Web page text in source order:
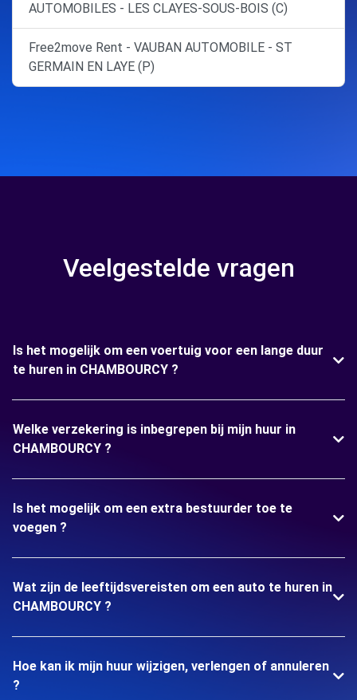
AUTOMOBILES - LES CLAYES-SOUS-BOIS (C)
Free2move Rent - VAUBAN AUTOMOBILE - ST
GERMAIN EN LAYE (P)
Veelgestelde vragen
Is het mogelijk om een voertuig voor een lange duur
te huren in CHAMBOURCY ?
Welke verzekering is inbegrepen bij mijn huur in
CHAMBOURCY ?
Is het mogelijk om een extra bestuurder toe te
voegen ?
Wat zijn de leeftijdsvereisten om een auto te huren in
CHAMBOURCY ?
Hoe kan ik mijn huur wijzigen, verlengen of annuleren
?